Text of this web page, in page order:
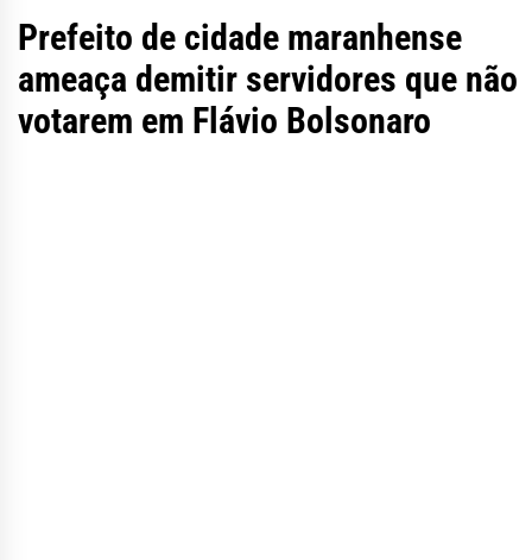
Prefeito de cidade maranhense
ameaça demitir servidores que não
votarem em Flávio Bolsonaro